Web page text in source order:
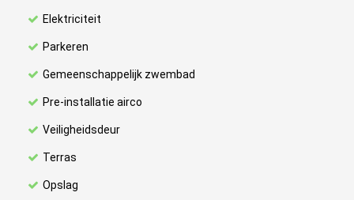
Elektriciteit
Parkeren
Gemeenschappelijk zwembad
Pre-installatie airco
Veiligheidsdeur
Terras
Opslag